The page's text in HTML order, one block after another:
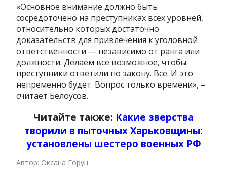
«Основное внимание должно быть
сосредоточено на преступниках всех уровней,
относительно которых достаточно
доказательств для привлечения к уголовной
ответственности — независимо от ранга или
должности. Делаем все возможное, чтобы
преступники ответили по закону. Все. И это
непременно будет. Вопрос только времени», –
считает Белоусов.
Читайте также: Какие зверства
творили в пыточных Харьковщины:
установлены шестеро военных РФ
Автор: Оксана Горун